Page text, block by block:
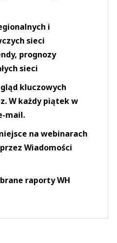
i
sieci
prognozy
sieci
kluczowych
W każdy piątek w
mail.
na webinarach
Wiadomości
raporty WH